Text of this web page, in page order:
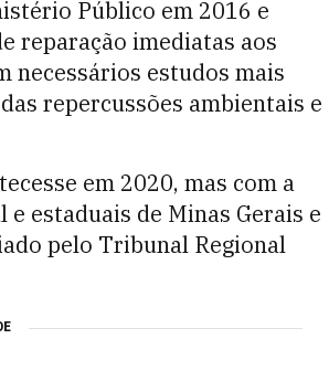
Público em 2016 e
reparação imediatas aos
necessários estudos mais
repercussões ambientais e
em 2020, mas com a
estaduais de Minas Gerais e
pelo Tribunal Regional